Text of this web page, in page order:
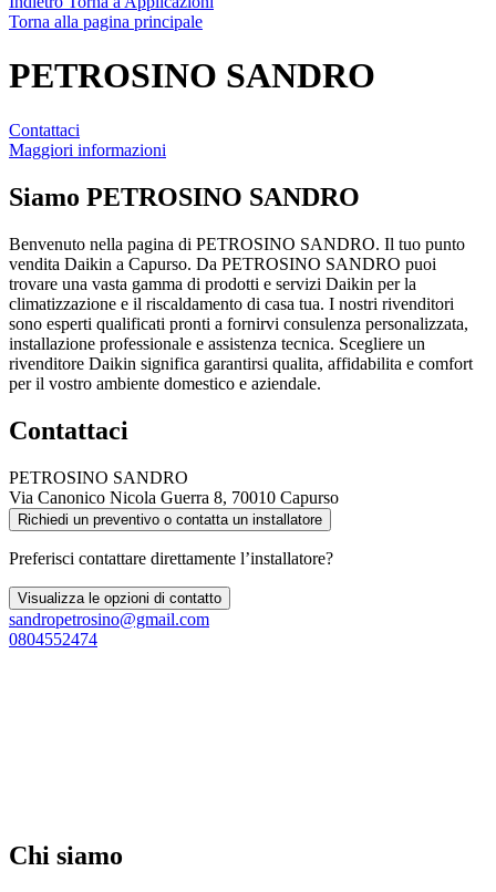
Torna alla pagina principale
PETROSINO SANDRO
Contattaci
Maggiori informazioni
Siamo PETROSINO SANDRO
Benvenuto nella pagina di PETROSINO SANDRO. Il tuo punto
vendita Daikin a Capurso. Da PETROSINO SANDRO puoi
trovare una vasta gamma di prodotti e servizi Daikin per la
climatizzazione e il riscaldamento di casa tua. I nostri rivenditori
sono esperti qualificati pronti a fornirvi consulenza personalizzata,
installazione professionale e assistenza tecnica. Scegliere un
rivenditore Daikin significa garantirsi qualita, affidabilita e comfort
per il vostro ambiente domestico e aziendale.
Contattaci
PETROSINO SANDRO
Via Canonico Nicola Guerra 8, 70010 Capurso
Richiedi un preventivo o contatta un installatore
Preferisci contattare direttamente l’installatore?
Visualizza le opzioni di contatto
sandropetrosino@gmail.com
0804552474
Chi siamo